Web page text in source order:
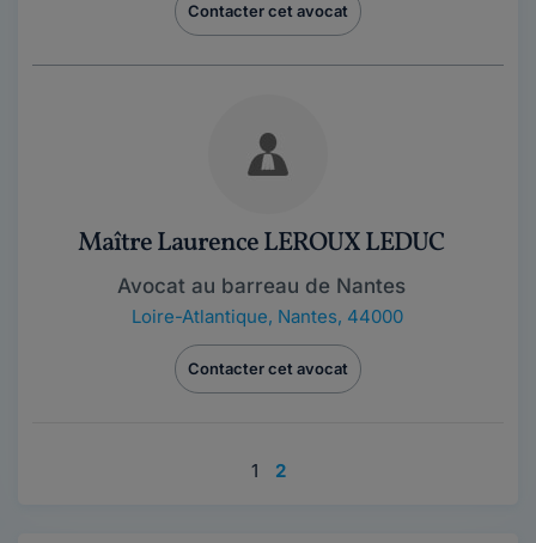
Contacter cet avocat
Maître Laurence LEROUX LEDUC
Avocat au barreau de Nantes
Loire-Atlantique, Nantes, 44000
Contacter cet avocat
1 2